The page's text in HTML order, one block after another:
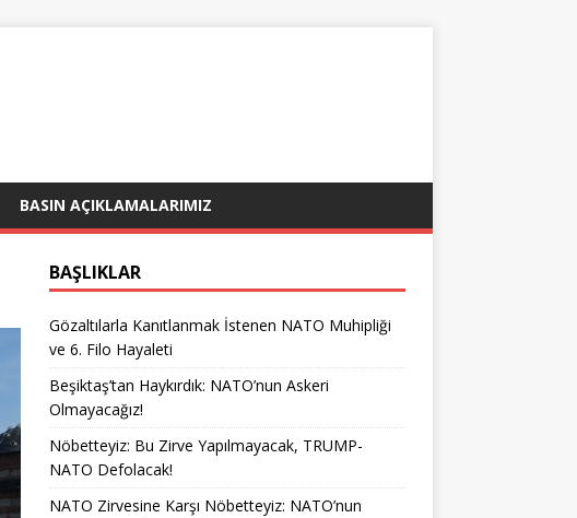
BASIN AÇIKLAMALARIMIZ
BAŞLIKLAR
Gözaltılarla Kanıtlanmak İstenen NATO Muhipliği
ve 6. Filo Hayaleti
Beşiktaş’tan Haykırdık: NATO’nun Askeri
Olmayacağız!
Nöbetteyiz: Bu Zirve Yapılmayacak, TRUMP-
NATO Defolacak!
NATO Zirvesine Karşı Nöbetteyiz: NATO’nun